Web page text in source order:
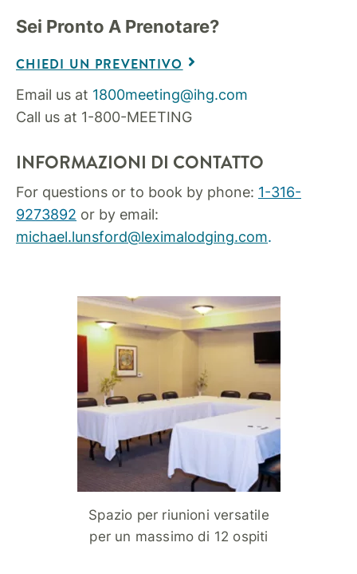
Sei Pronto A Prenotare?
CHIEDI UN PREVENTIVO
Email us at 1800meeting@ihg.com
Call us at 1-800-MEETING
INFORMAZIONI DI CONTATTO
For questions or to book by phone: 1-316-
9273892 or by email:
michael.lunsford@leximalodging.com.
Spazio per riunioni versatile
per un massimo di 12 ospiti